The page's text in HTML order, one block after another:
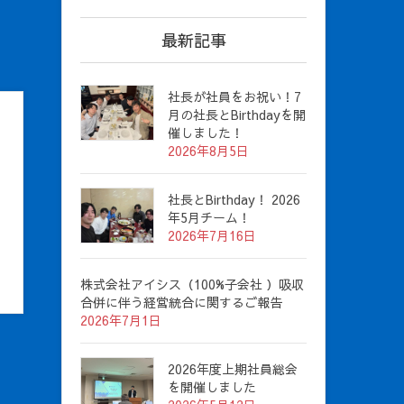
最新記事
社長が社員をお祝い！7
月の社長とBirthdayを開
催しました！
2026年8月5日
社長とBirthday！ 2026
年5月チーム！
2026年7月16日
株式会社アイシス（100%子会社 ）吸収
合併に伴う経営統合に関するご報告
2026年7月1日
2026年度上期社員総会
を開催しました